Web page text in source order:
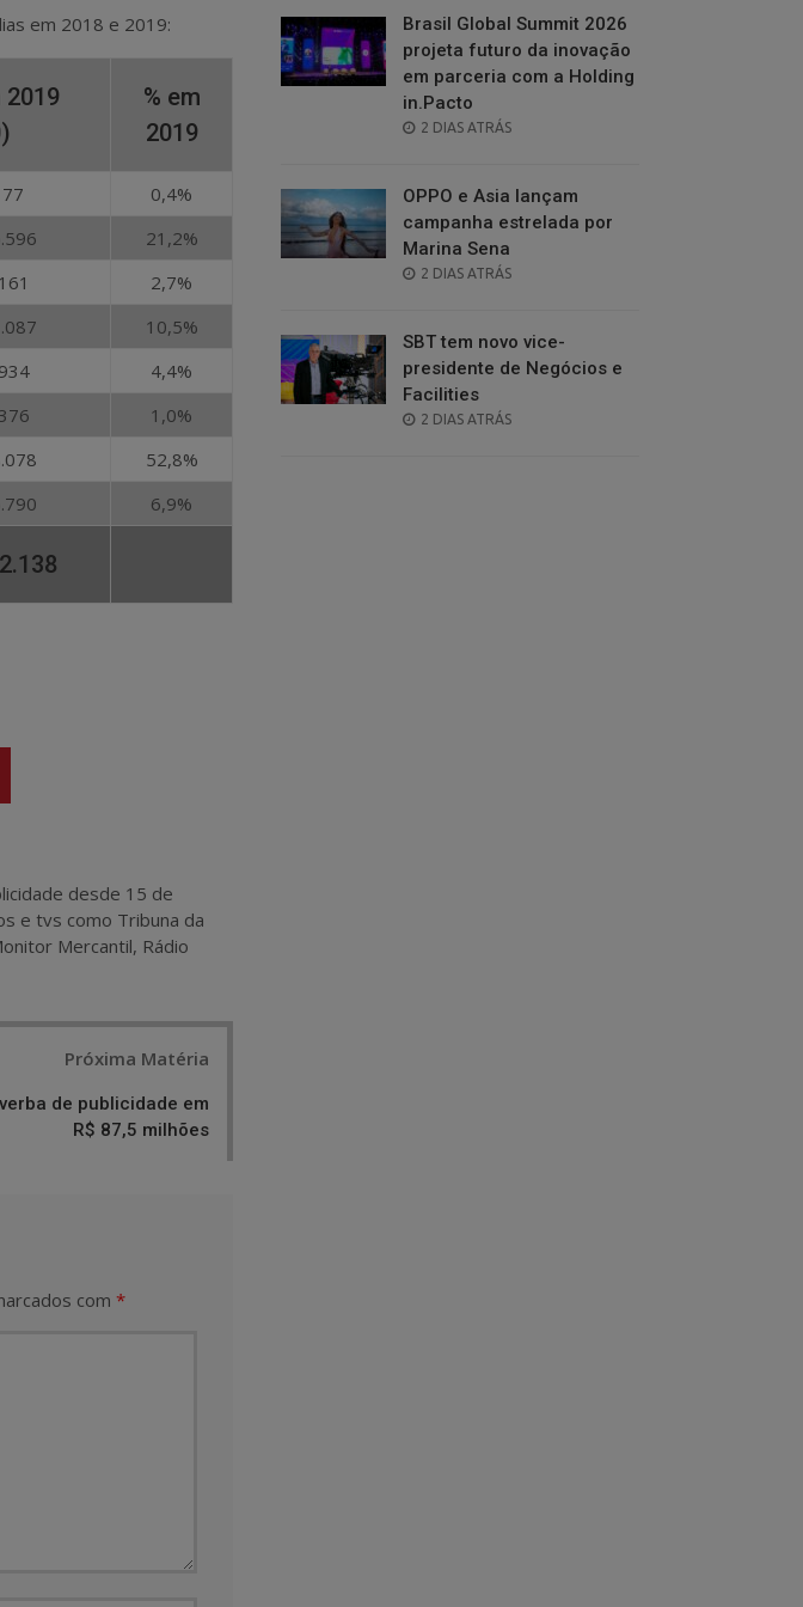
em 2018 e 2019:
2019
% em
2019
0,4%
21,2%
2,7%
10,5%
4,4%
1,0%
52,8%
6,9%
desde 15 de
e tvs como Tribuna da
Mercantil, Rádio
Próxima Matéria
de publicidade em
R$ 87,5 milhões
com *
Brasil Global Summit 2026
projeta futuro da inovação
em parceria com a Holding
in.Pacto
POSTED
2 DIAS ATRÁS
OPPO e Asia lançam
campanha estrelada por
Marina Sena
POSTED
2 DIAS ATRÁS
SBT tem novo vice-
presidente de Negócios e
Facilities
POSTED
2 DIAS ATRÁS